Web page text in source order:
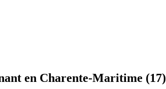
en Charente-Maritime (17)